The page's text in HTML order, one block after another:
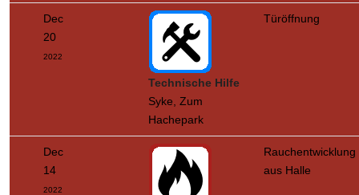
Dec
20
2022
Technische Hilfe
Syke, Zum
Hachepark
Türöffnung
Dec
14
2022
Rauchentwicklung
aus Halle